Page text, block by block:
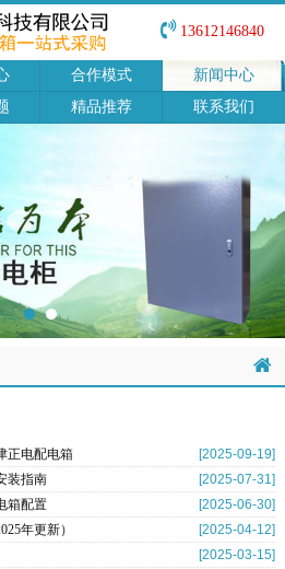
13612146840
合作模式
新闻中心
精品推荐 联系我们
[2025-09-19]
正电配电箱
[2025-07-31]
装指南
[2025-06-30]
箱配置
[2025-04-12]
年更新）
[2025-03-15]